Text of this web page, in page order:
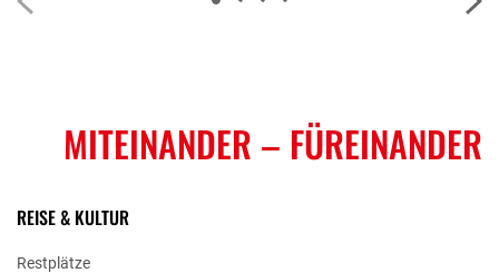
MITEINANDER – FÜREINANDER
REISE & KULTUR
Restplätze